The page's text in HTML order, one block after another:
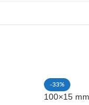
-33%
100×15